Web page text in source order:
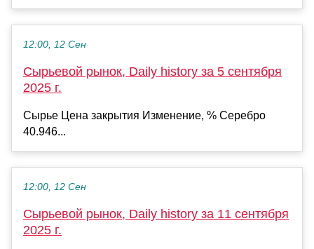
12:00, 12 Сен
Сырьевой рынок, Daily history за 5 сентября
2025 г.
Сырье Цена закрытия Изменение, % Серебро
40.946...
12:00, 12 Сен
Сырьевой рынок, Daily history за 11 сентября
2025 г.